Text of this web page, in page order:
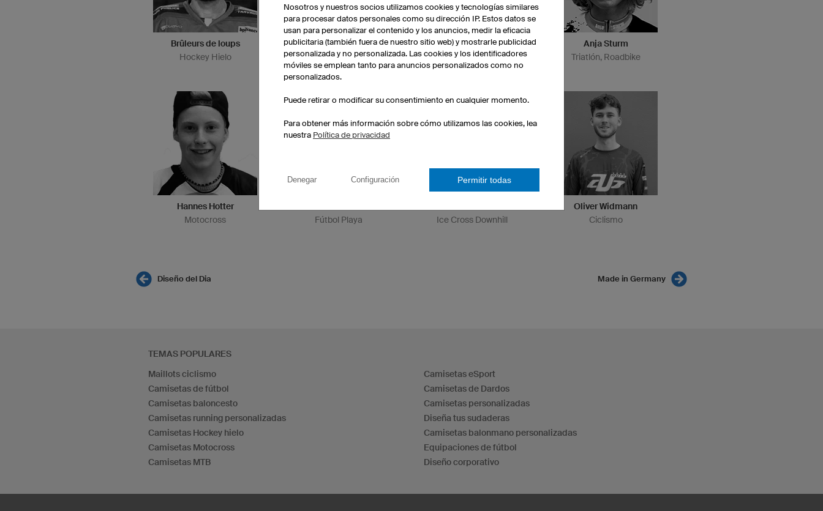
Brûleurs de loups
Hockey Hielo
Niners Chemnitz
Baloncesto
Nicole Reist
Ciclismo extremo
Anja Sturm
Triatlón, Roadbike
Hannes Hotter
Motocross
Fútbol Playa
Ice Cross Downhill
Oliver Widmann
Ciclismo
Diseño del Dia Made in Germany
TEMAS POPULARES
Maillots ciclismo
Camisetas de fútbol
Camisetas baloncesto
Camisetas running personalizadas
Camisetas Hockey hielo
Camisetas Motocross
Camisetas MTB
Camisetas eSport
Camisetas de Dardos
Camisetas personalizadas
Diseña tus sudaderas
Camisetas balonmano personalizadas
Equipaciones de fútbol
Diseño corporativo
Nosotros y nuestros socios utilizamos cookies y tecnologías similares
para procesar datos personales como su dirección IP. Estos datos se
usan para personalizar el contenido y los anuncios, medir la eficacia
publicitaria (también fuera de nuestro sitio web) y mostrarle publicidad
personalizada y no personalizada. Las cookies y los identificadores
móviles se emplean tanto para anuncios personalizados como no
personalizados.
Puede retirar o modificar su consentimiento en cualquier momento.
Para obtener más información sobre cómo utilizamos las cookies, lea
nuestra Política de privacidad
Denegar Configuración Permitir todas